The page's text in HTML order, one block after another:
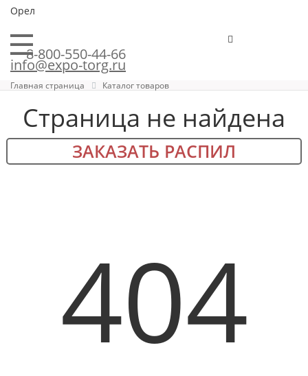
Орел
8-800-550-44-66
info@expo-torg.ru
Главная страница Каталог товаров
Страница не найдена
ЗАКАЗАТЬ РАСПИЛ
404